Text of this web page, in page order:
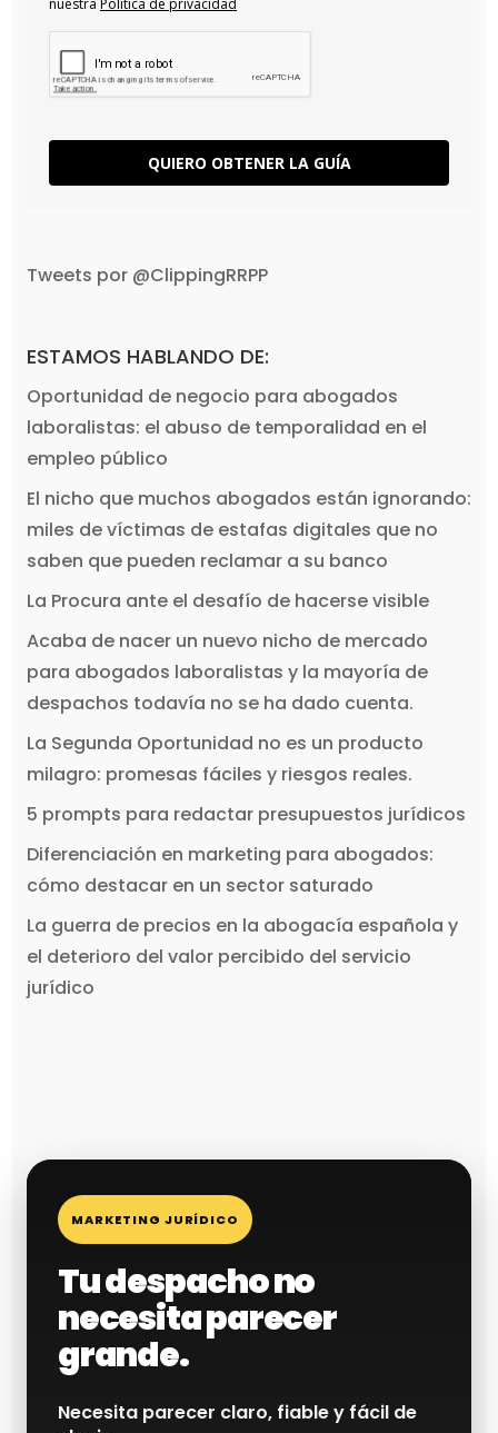
nuestra Política de privacidad
QUIERO OBTENER LA GUÍA
Tweets por @ClippingRRPP
ESTAMOS HABLANDO DE:
Oportunidad de negocio para abogados
laboralistas: el abuso de temporalidad en el
empleo público
El nicho que muchos abogados están ignorando:
miles de víctimas de estafas digitales que no
saben que pueden reclamar a su banco
La Procura ante el desafío de hacerse visible
Acaba de nacer un nuevo nicho de mercado
para abogados laboralistas y la mayoría de
despachos todavía no se ha dado cuenta.
La Segunda Oportunidad no es un producto
milagro: promesas fáciles y riesgos reales.
5 prompts para redactar presupuestos jurídicos
Diferenciación en marketing para abogados:
cómo destacar en un sector saturado
La guerra de precios en la abogacía española y
el deterioro del valor percibido del servicio
jurídico
MARKETING JURÍDICO
Tu despacho no
necesita parecer
grande.
Necesita parecer claro, fiable y fácil de